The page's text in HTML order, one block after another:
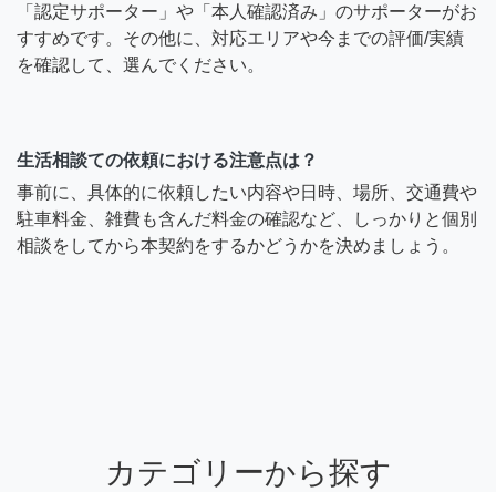
「認定サポーター」や「本人確認済み」のサポーターがお
すすめです。その他に、対応エリアや今までの評価/実績
を確認して、選んでください。
生活相談ての依頼における注意点は？
事前に、具体的に依頼したい内容や日時、場所、交通費や
駐車料金、雑費も含んだ料金の確認など、しっかりと個別
相談をしてから本契約をするかどうかを決めましょう。
カテゴリーから探す